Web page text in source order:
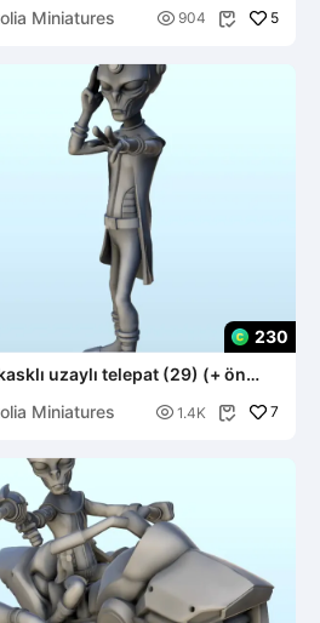
Miniatures
 904  5
230
uzaylı telepat (29) (+ ön
Miniatures
 1.4K  7